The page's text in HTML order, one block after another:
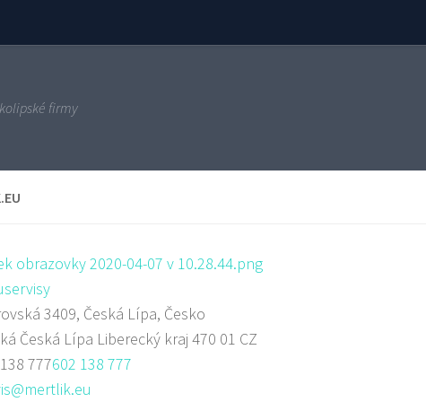
firmy
3409, Česká Lípa, Česko
Česká Lípa Liberecký kraj 470 01 CZ
777602 138 777